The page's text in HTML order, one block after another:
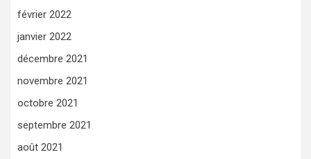
février 2022
janvier 2022
décembre 2021
novembre 2021
octobre 2021
septembre 2021
août 2021